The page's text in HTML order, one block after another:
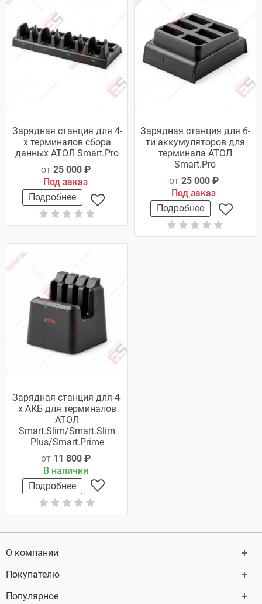
Зарядная станция для 4-
х терминалов сбора
данных АТОЛ Smart.Pro
от 25 000 ₽
Под заказ
Подробнее
Зарядная станция для 6-
ти аккумуляторов для
терминала АТОЛ
Smart.Pro
от 25 000 ₽
Под заказ
Подробнее
Зарядная станция для 4-
х АКБ для терминалов
АТОЛ
Smart.Slim/Smart.Slim
Plus/Smart.Prime
от 11 800 ₽
В наличии
Подробнее
О компании
Покупателю
Популярное